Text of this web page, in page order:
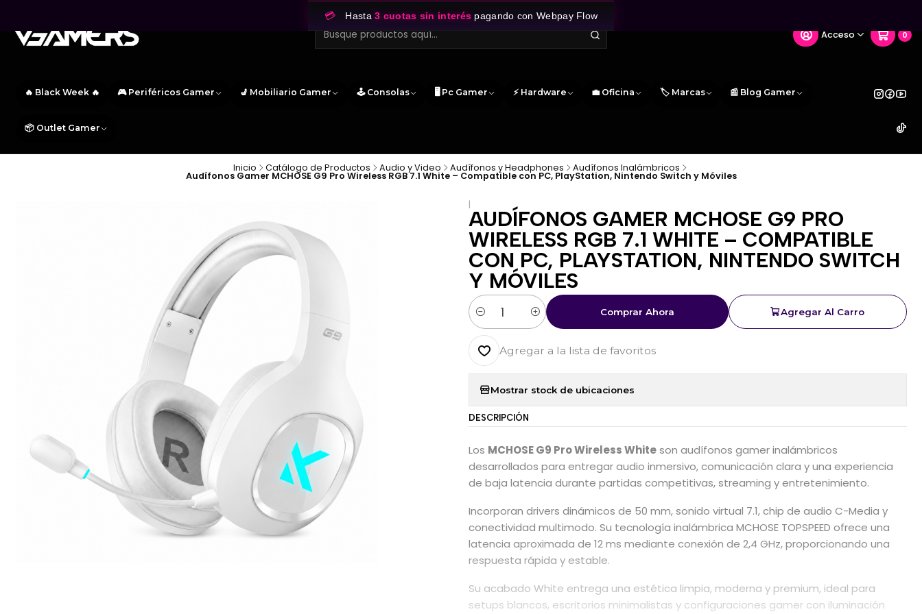
Acceso 0
🔥 Black Week 🔥 🎮 Periféricos Gamer 💺 Mobiliario Gamer 🕹️ Consolas 🖥️ Pc Gamer ⚡ Hardware 💼 Oficina 🏷️ Marcas 📰 Blog Gamer
📦 Outlet Gamer
💳 Hasta3 cuotas sin interés pagando con Webpay Flow
Inicio Catálogo de Productos Audio y Video Audífonos y Headphones Audífonos Inalámbricos
Audífonos Gamer MCHOSE G9 Pro Wireless RGB 7.1 White – Compatible con PC, PlayStation, Nintendo Switch y Móviles
|
AUDÍFONOS GAMER MCHOSE G9 PRO
WIRELESS RGB 7.1 WHITE – COMPATIBLE
CON PC, PLAYSTATION, NINTENDO SWITCH
Y MÓVILES
Cantidad
Agregar Al Carro
Comprar Ahora
Agregar a la lista de favoritos
Mostrar stock de ubicaciones
DESCRIPCIÓN
Los MCHOSE G9 Pro Wireless Whiteson audífonos gamer inalámbricos
desarrollados para entregar audio inmersivo, comunicación clara y una experiencia
de baja latencia durante partidas competitivas, streaming y entretenimiento.
Incorporan drivers dinámicos de 50 mm, sonido virtual 7.1, chip de audio C-Media y
conectividad multimodo. Su tecnología inalámbrica MCHOSE TOPSPEED ofrece una
latencia aproximada de 12 ms mediante conexión de 2,4 GHz, proporcionando una
respuesta rápida y estable.
Su acabado White entrega una estética limpia, moderna y premium, ideal para
setups blancos, escritorios minimalistas y configuraciones gamer con iluminación